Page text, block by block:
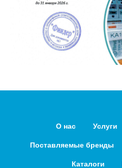
О нас Услуги
Поставляемые бренды
Каталоги